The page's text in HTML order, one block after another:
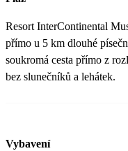
Resort InterContinental
přímo u 5 km dlouhé
soukromá cesta přímo z
bez slunečníků a lehátek.
Vybavení